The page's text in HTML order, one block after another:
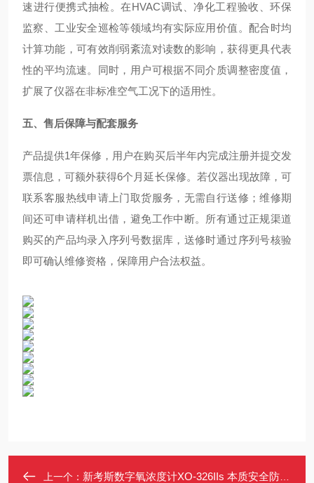
速进行便携式抽检。在HVAC调试、净化工程验收、环保
监察、工业安全巡检等领域均有实际应用价值。配合时均
计算功能，可有效削弱紊流对读数的影响，获得更具代表
性的平均流速。同时，用户可根据不同介质调整密度值，
扩展了仪器在非标准空气工况下的适用性。
五、售后保障与配套服务
产品提供1年保修，用户在购买后半年内完成注册并提交发
票信息，可额外获得6个月延长保修。若仪器出现故障，可
联系客服热线申请上门取货服务，无需自行送修；维修期
间还可申请样机出借，避免工作中断。所有通过正规渠道
购买的产品均录入序列号数据库，送修时通过序列号核验
即可确认维修资格，保障用户合法权益。
上一个： 新考斯数字氧浓度计XO-326IIs 本质安全防爆Exia 电缆长度可选